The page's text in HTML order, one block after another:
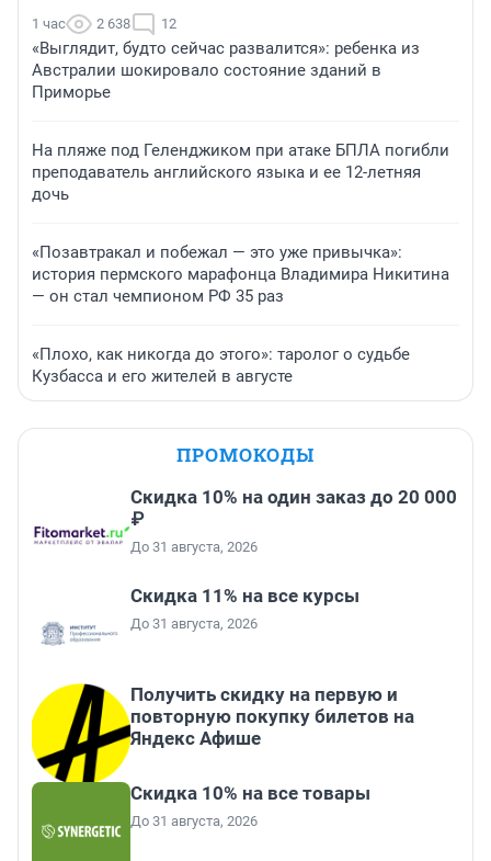
1 час 2 638 12
«Выглядит, будто сейчас развалится»: ребенка из
Австралии шокировало состояние зданий в
Приморье
На пляже под Геленджиком при атаке БПЛА погибли
преподаватель английского языка и ее 12-летняя
дочь
«Позавтракал и побежал — это уже привычка»:
история пермского марафонца Владимира Никитина
— он стал чемпионом РФ 35 раз
«Плохо, как никогда до этого»: таролог о судьбе
Кузбасса и его жителей в августе
ПРОМОКОДЫ
Скидка 10% на один заказ до 20 000
₽
До 31 августа, 2026
Скидка 11% на все курсы
До 31 августа, 2026
Получить скидку на первую и
повторную покупку билетов на
Яндекс Афише
Скидка 10% на все товары
До 31 августа, 2026